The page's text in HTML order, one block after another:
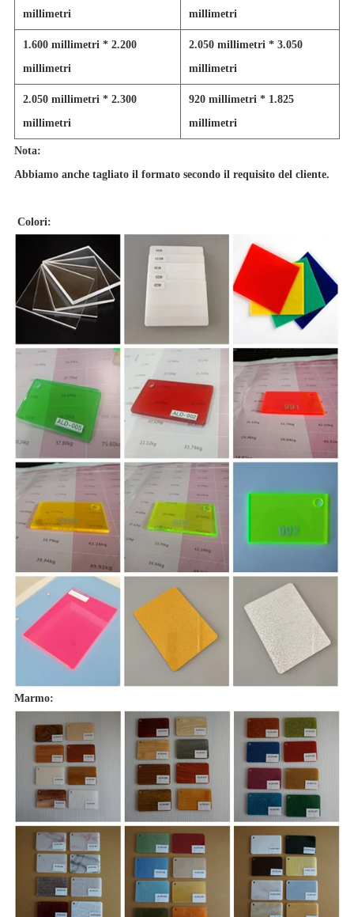
millimetri millimetri
1.600 millimetri * 2.200
millimetri
2.050 millimetri * 3.050
millimetri
2.050 millimetri * 2.300
millimetri
920 millimetri * 1.825
millimetri
Nota:
Abbiamo anche tagliato il formato secondo il requisito del cliente.
Colori:
Marmo: